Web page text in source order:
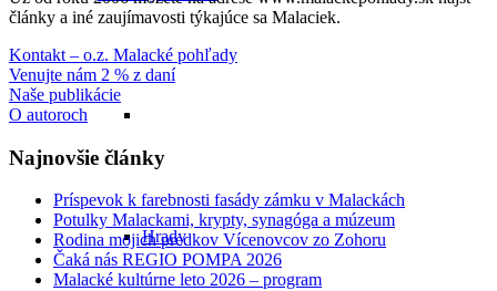
Hrady
články a iné zaujímavosti týkajúce sa Malaciek.
Kontakt – o.z. Malacké pohľady
Venujte nám 2 % z daní
Naše publikácie
O autoroch
Najnovšie články
Príspevok k farebnosti fasády zámku v Malackách
Potulky Malackami, krypty, synagóga a múzeum
Rodina mojich predkov Vícenovcov zo Zohoru
Čaká nás REGIO POMPA 2026
Malacké kultúrne leto 2026 – program